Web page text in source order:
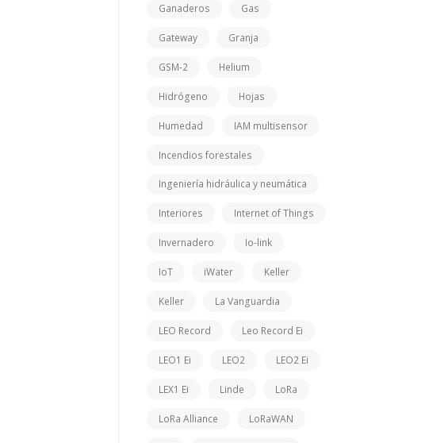
Ganaderos Gas
Gateway Granja
GSM-2 Helium
Hidrógeno Hojas
Humedad IAM multisensor
Incendios forestales
Ingeniería hidráulica y neumática
Interiores Internet of Things
Invernadero Io-link
IoT iWater Keller
Keller La Vanguardia
LEO Record Leo Record Ei
LEO1 Ei LEO2 LEO2 Ei
LEX1 Ei Linde LoRa
LoRa Alliance LoRaWAN